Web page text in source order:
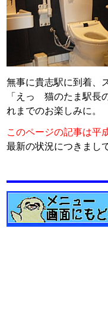
無事に貴志駅に到着、
「えっ 猫のたま駅長
れまでのお楽しみに。
このページの記事は平
最新の状況につきまし